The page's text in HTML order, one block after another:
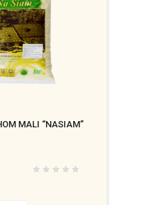
MALI “NASIAM”